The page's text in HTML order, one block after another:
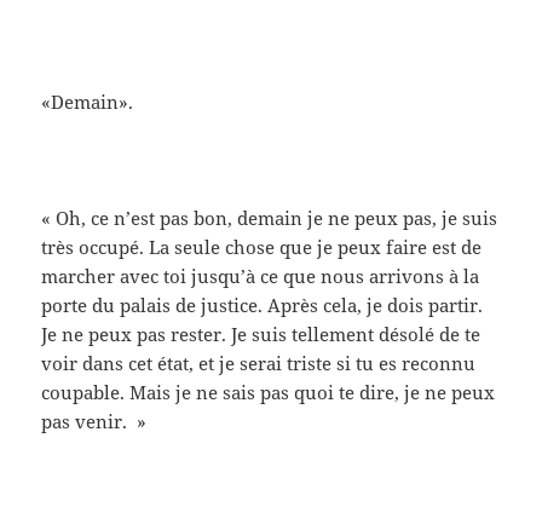
«Demain».
« Oh, ce n’est pas bon, demain je ne peux pas, je suis
très occupé. La seule chose que je peux faire est de
marcher avec toi jusqu’à ce que nous arrivons à la
porte du palais de justice. Après cela, je dois partir.
Je ne peux pas rester. Je suis tellement désolé de te
voir dans cet état, et je serai triste si tu es reconnu
coupable. Mais je ne sais pas quoi te dire, je ne peux
pas venir. »